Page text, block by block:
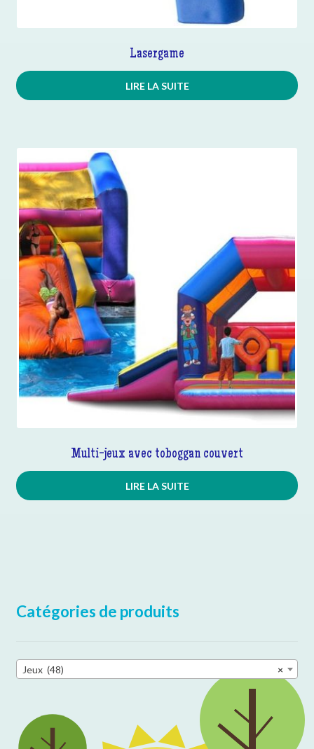
Lasergame
LIRE LA SUITE
Multi-jeux avec toboggan couvert
LIRE LA SUITE
Catégories de produits
×
Jeux (48)